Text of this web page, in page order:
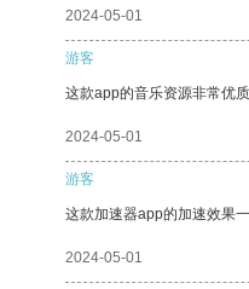
2024-05-01
游客
这款app的音乐资源非常优
2024-05-01
游客
这款加速器app的加速效果
2024-05-01